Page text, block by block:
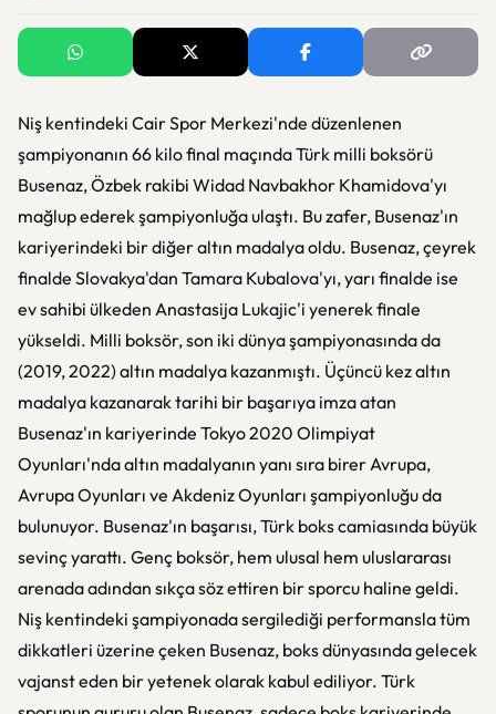
Niş kentindeki Cair Spor Merkezi'nde düzenlenen
şampiyonanın 66 kilo final maçında Türk milli boksörü
Busenaz, Özbek rakibi Widad Navbakhor Khamidova'yı
mağlup ederek şampiyonluğa ulaştı. Bu zafer, Busenaz'ın
kariyerindeki bir diğer altın madalya oldu. Busenaz, çeyrek
finalde Slovakya'dan Tamara Kubalova'yı, yarı finalde ise
ev sahibi ülkeden Anastasija Lukajic'i yenerek finale
yükseldi. Milli boksör, son iki dünya şampiyonasında da
(2019, 2022) altın madalya kazanmıştı. Üçüncü kez altın
madalya kazanarak tarihi bir başarıya imza atan
Busenaz'ın kariyerinde Tokyo 2020 Olimpiyat
Oyunları'nda altın madalyanın yanı sıra birer Avrupa,
Avrupa Oyunları ve Akdeniz Oyunları şampiyonluğu da
bulunuyor. Busenaz'ın başarısı, Türk boks camiasında büyük
sevinç yarattı. Genç boksör, hem ulusal hem uluslararası
arenada adından sıkça söz ettiren bir sporcu haline geldi.
Niş kentindeki şampiyonada sergilediği performansla tüm
dikkatleri üzerine çeken Busenaz, boks dünyasında gelecek
vajanst eden bir yetenek olarak kabul ediliyor. Türk